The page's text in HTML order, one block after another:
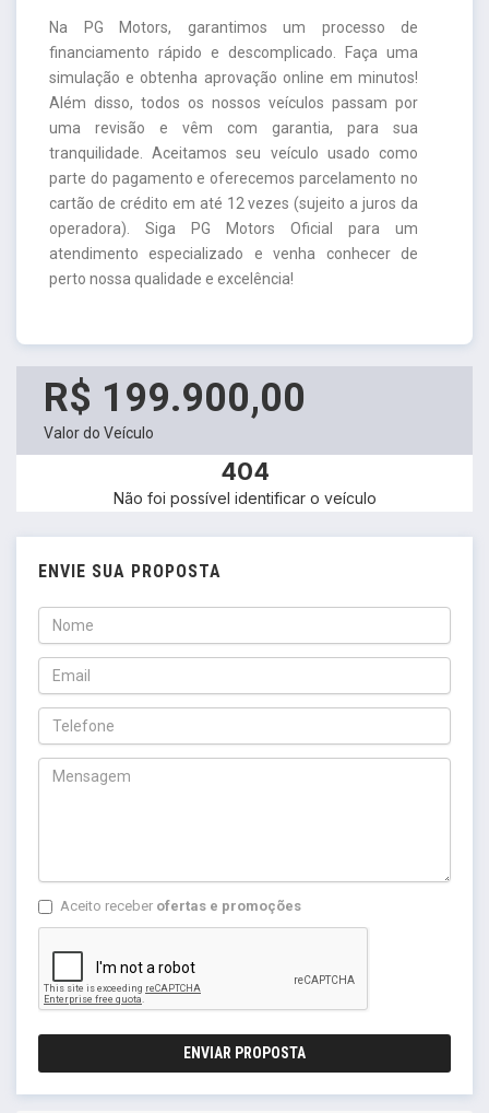
Na PG Motors, garantimos um processo de
financiamento rápido e descomplicado. Faça uma
simulação e obtenha aprovação online em minutos!
Além disso, todos os nossos veículos passam por
uma revisão e vêm com garantia, para sua
tranquilidade. Aceitamos seu veículo usado como
parte do pagamento e oferecemos parcelamento no
cartão de crédito em até 12 vezes (sujeito a juros da
operadora). Siga PG Motors Oficial para um
atendimento especializado e venha conhecer de
perto nossa qualidade e excelência!
R$ 199.900,00
Valor do Veículo
ENVIE SUA PROPOSTA
Aceito receber ofertas e promoções
ENVIAR PROPOSTA